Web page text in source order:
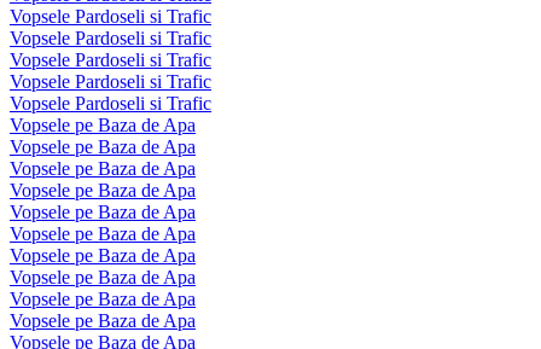
Vopsele Pardoseli si Trafic
Vopsele Pardoseli si Trafic
Vopsele Pardoseli si Trafic
Vopsele Pardoseli si Trafic
Vopsele Pardoseli si Trafic
Vopsele pe Baza de Apa
Vopsele pe Baza de Apa
Vopsele pe Baza de Apa
Vopsele pe Baza de Apa
Vopsele pe Baza de Apa
Vopsele pe Baza de Apa
Vopsele pe Baza de Apa
Vopsele pe Baza de Apa
Vopsele pe Baza de Apa
Vopsele pe Baza de Apa
Vopsele pe Baza de Apa